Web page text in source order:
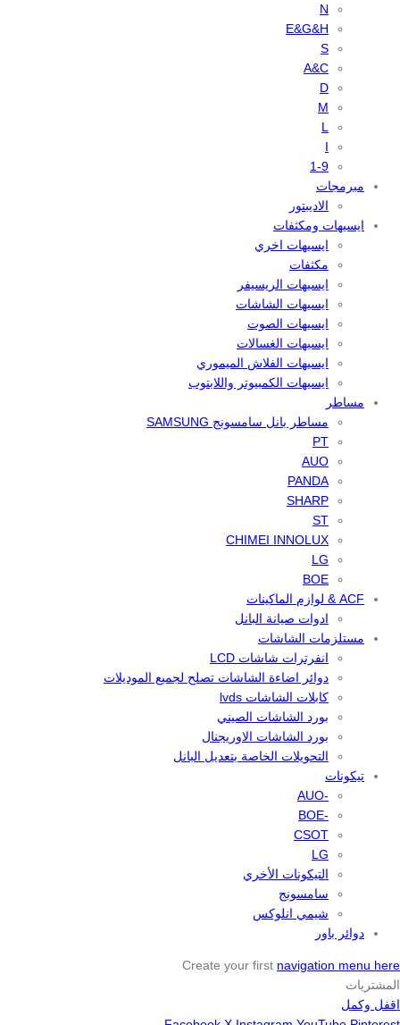
N
E&G&H
S
A&C
D
M
L
I
1-9
مبرمجات
الاديبتور
ايسيهات ومكثفات
ايسيهات اخري
مكثفات
ايسيهات الريسيفر
ايسيهات الشاشات
ايسيهات الصوت
ايسيهات الغسالات
ايسيهات الفلاش الميموري
ايسيهات الكمبيوتر واللابتوب
مساطر
مساطر بانل سامسونج SAMSUNG
PT
AUO
PANDA
SHARP
ST
CHIMEI INNOLUX
LG
BOE
ACF & لوازم الماكينات
ادوات صيانة البانل
مستلزمات الشاشات
انفرترات شاشات LCD
دوائر اضاءة الشاشات تصلح لجميع الموديلات
كابلات الشاشات lvds
بورد الشاشات الصيني
بورد الشاشات الاوريجنال
التحويلات الخاصة بتعديل البانل
تيكونات
-AUO
-BOE
CSOT
LG
التيكونات الأخري
سامسونج
شيمي انلوكس
دوائر باور
Create your first navigation menu here
المشتريات
اقفل وكمل